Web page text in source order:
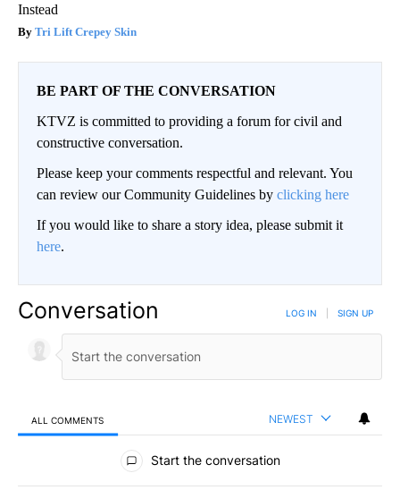
Instead
Tri Lift Crepey Skin
BE PART OF THE CONVERSATION
KTVZ is committed to providing a forum for civil and
constructive conversation.
Please keep your comments respectful and relevant. You
can review our Community Guidelines by clicking here
If you would like to share a story idea, please submit it
here.
Conversation LOG IN SIGN UP
ALL COMMENTS NEWEST
All Comments
Start the conversation